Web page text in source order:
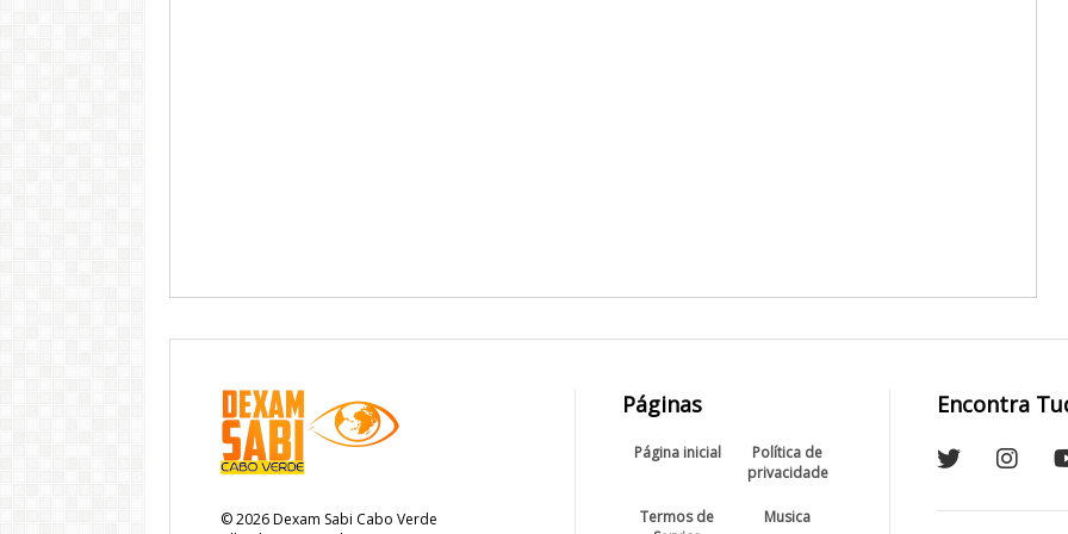
©2026Dexam Sabi Cabo Verde
Páginas
Página inicial
Política de
privacidade
Termos de
Musica
Encontra